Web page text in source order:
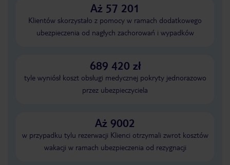
Aż 57 201
Klientów skorzystało z pomocy w ramach dodatkowego
ubezpieczenia od nagłych zachorowań i wypadków
689 420 zł
tyle wyniósł koszt obsługi medycznej pokryty jednorazowo
przez ubezpieczyciela
Aż 9002
w przypadku tylu rezerwacji Klienci otrzymali zwrot kosztów
wakacji w ramach ubezpieczenia od rezygnacji